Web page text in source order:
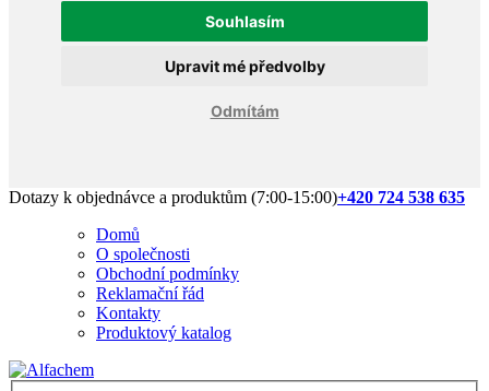
Souhlasím
Odmítám
Upravit mé předvolby
Dotazy k objednávce a produktům (7:00-15:00)+420 724 538 635
Domů
O společnosti
Obchodní podmínky
Reklamační řád
Kontakty
Produktový katalog